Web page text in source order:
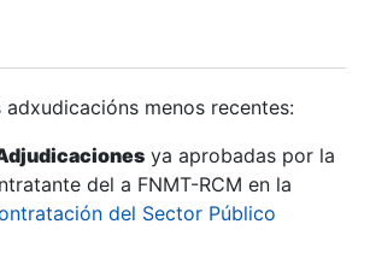
menos recentes:
ya aprobadas por la
del a FNMT-RCM en la
del Sector Público